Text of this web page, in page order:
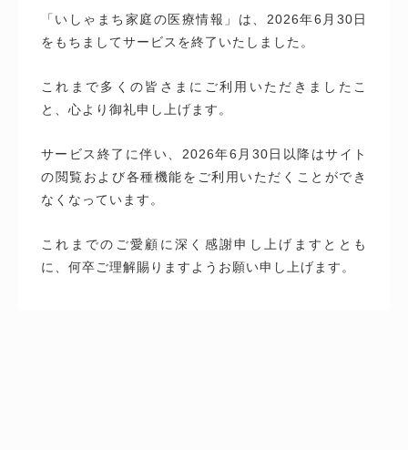
「いしゃまち家庭の医療情報」は、2026年6月30日
をもちましてサービスを終了いたしました。
これまで多くの皆さまにご利用いただきましたこ
と、心より御礼申し上げます。
サービス終了に伴い、2026年6月30日以降はサイト
の閲覧および各種機能をご利用いただくことができ
なくなっています。
これまでのご愛顧に深く感謝申し上げますととも
に、何卒ご理解賜りますようお願い申し上げます。